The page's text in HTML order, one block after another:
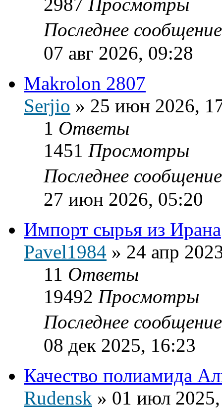
Последнее
07 авг 2026, 09:28
Makrolon 2807
Serjio » 25 июн 2026,
1 Ответы
1451 Просмотры
Последнее
27 июн 2026, 05:20
Импорт сырья из Ирана
Pavel1984 » 24 апр
11 Ответы
19492 Просмотры
Последнее
08 дек 2025, 16:23
Качество полиамида
Rudensk » 01 июл